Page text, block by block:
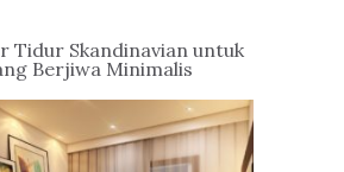
Tidur Skandinavian untuk
Berjiwa Minimalis